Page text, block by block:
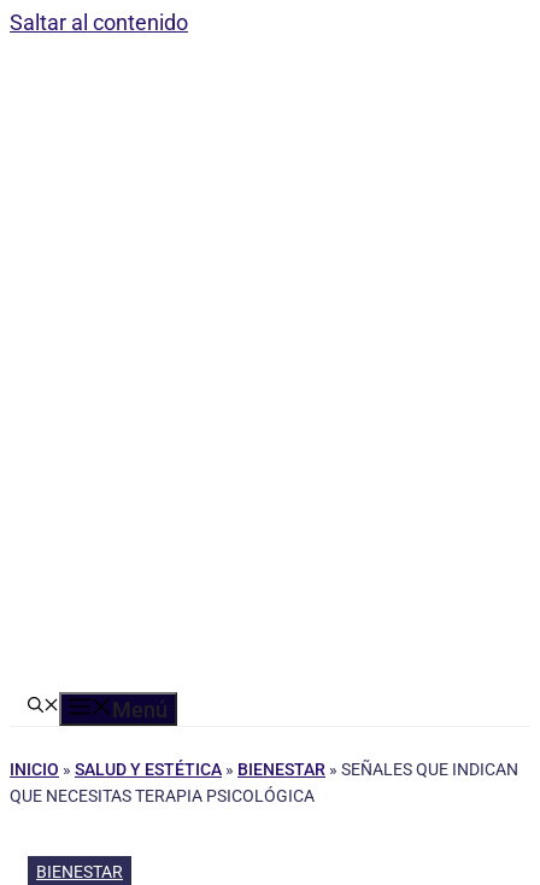
Saltar al contenido
Menú
INICIO » SALUD Y ESTÉTICA » BIENESTAR » SEÑALES QUE INDICAN
QUE NECESITAS TERAPIA PSICOLÓGICA
BIENESTAR